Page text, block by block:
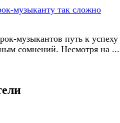
музыкантов путь к успеху
сомнений. Несмотря на ...